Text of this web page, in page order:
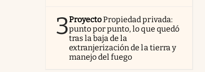
3ProyectoPropiedad privada:
punto por punto, lo que quedó
tras la baja de la
extranjerización de la tierra y
manejo del fuego